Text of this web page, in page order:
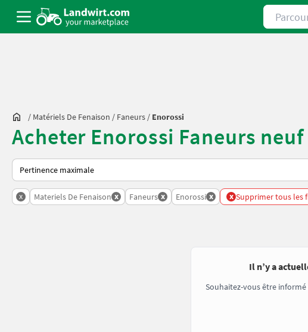
Parcourir
/ Matériels De Fenaison / Faneurs / Enorossi
Acheter Enorossi Faneurs
Voici comment les annonces sont triées sur Landwirt.com
x Materiels De Fenaison x Faneurs x Enorossi x x Supprimer tous les
Il n’y a
Souhaitez-vous être